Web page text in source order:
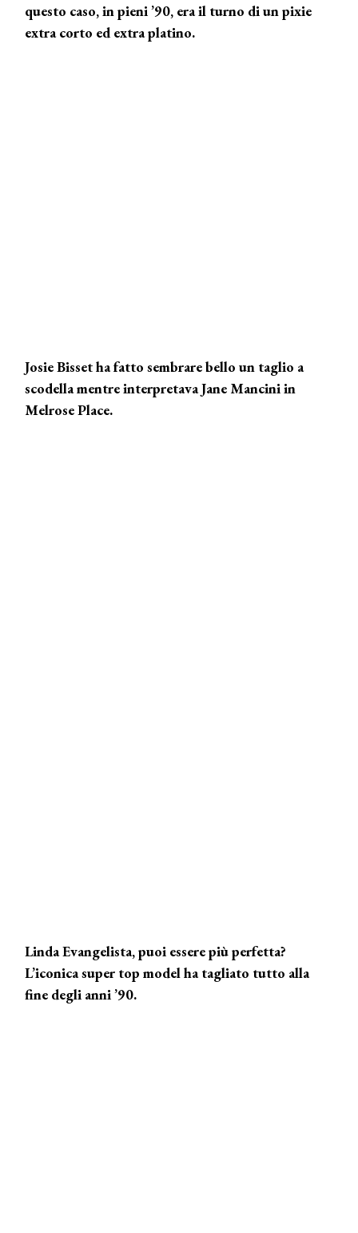
questo caso, in pieni ’90, era il turno di un pixie
extra corto ed extra platino.
Josie Bisset ha fatto sembrare bello un taglio a
scodella mentre interpretava Jane Mancini in
Melrose Place.
Linda Evangelista, puoi essere più perfetta?
L’iconica super top model ha tagliato tutto alla
fine degli anni ’90.